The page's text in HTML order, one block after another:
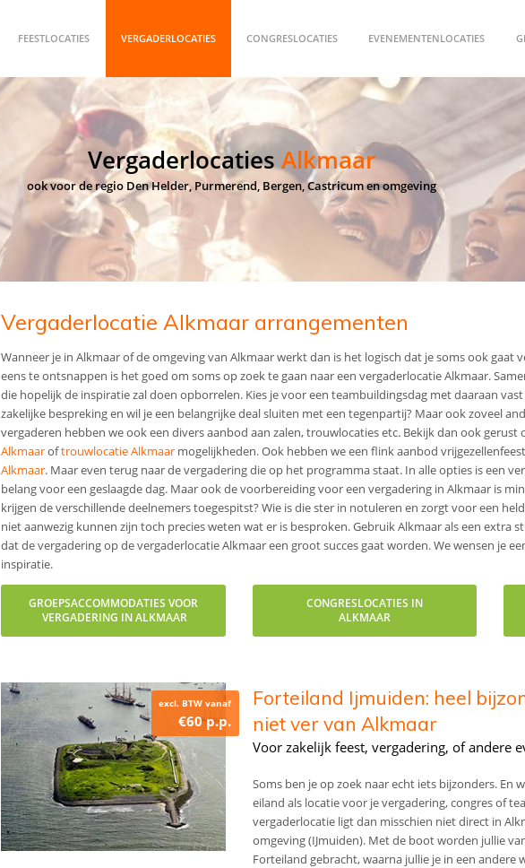
FEESTLOCATIES VERGADERLOCATIES CONGRESLOCATIES EVENEMENTENLOCATIES
VergaderlocatiesAlkmaar
ook voor de regio Den Helder, Purmerend, Bergen, Castricum en omgeving
Vergaderlocatie Alkmaar arrangementen
Wanneer je in Alkmaar of de omgeving van Alkmaar werkt dan is het logisch dat je soms ook gaat
eens te ontsnappen is het goed om soms op zoek te gaan naar een vergaderlocatie Alkmaar.
die hopelijk de inspiratie zal doen opborrelen. Kies je voor een teambuildingsdag met daaraan vast
zakelijke bespreking en wil je een belangrijke deal sluiten met een tegenpartij? Maar ook zoveel
vergaderen hebben we ook een divers aanbod aan zalen, trouwlocaties etc. Bekijk dan ook gerust
Alkmaaroftrouwlocatie Alkmaarmogelijkheden. Ook hebben we een flink aanbod
Alkmaar. Maar even terug naar de vergadering die op het programma staat. In alle opties is een
belang voor een geslaagde dag. Maar ook de voorbereiding voor een vergadering in Alkmaar is
krijgen de verschillende deelnemers toegespitst? Wie is die ster in notuleren en zorgt voor een
niet aanwezig kunnen zijn toch precies weten wat er is besproken. Gebruik Alkmaar als een extra
dat de vergadering op de vergaderlocatie Alkmaar een groot succes gaat worden. We wensen je
inspiratie.
GROEPSACCOMMODATIES VOOR
VERGADERING IN ALKMAAR
CONGRESLOCATIES IN
ALKMAAR
excl. BTW vanaf
€60 p.p.
Forteiland Ijmuiden: heel
niet ver van Alkmaar
Voor zakelijk feest, vergadering, of andere
Soms ben je op zoek naar echt iets bijzonders. En
eiland als locatie voor je vergadering, congres of
vergaderlocatie ligt dan misschien niet direct in
omgeving (IJmuiden). Met de boot worden jullie
Forteiland gebracht, waarna jullie je in een andere